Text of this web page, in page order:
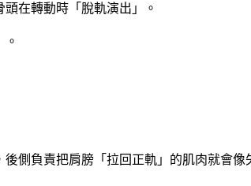
在轉動時「脫軌演出」。
側負責把肩膀「拉回正軌」的肌肉就會